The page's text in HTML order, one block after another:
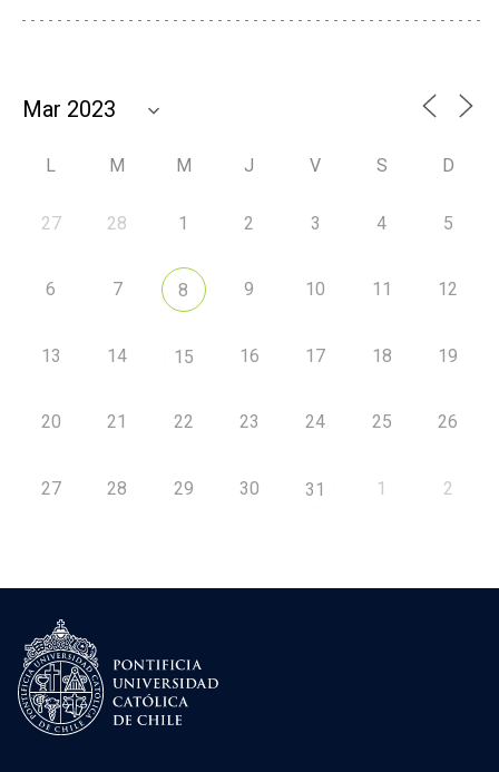
L M M J V S D
27 28 1 2 3 4 5
6 7 8 9 10 11 12
13 14 15 16 17 18 19
20 21 22 23 24 25 26
27 28 29 30 31 1 2